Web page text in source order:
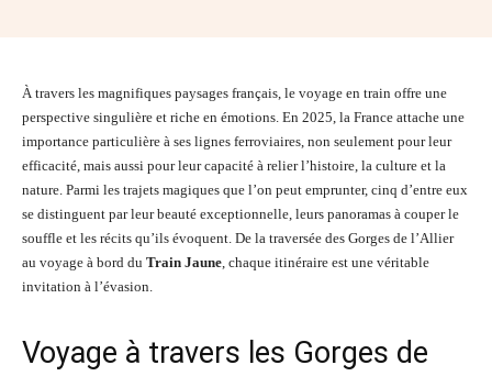
À travers les magnifiques paysages français, le voyage en train offre une
perspective singulière et riche en émotions. En 2025, la France attache une
importance particulière à ses lignes ferroviaires, non seulement pour leur
efficacité, mais aussi pour leur capacité à relier l’histoire, la culture et la
nature. Parmi les trajets magiques que l’on peut emprunter, cinq d’entre eux
se distinguent par leur beauté exceptionnelle, leurs panoramas à couper le
souffle et les récits qu’ils évoquent. De la traversée des Gorges de l’Allier
au voyage à bord du Train Jaune, chaque itinéraire est une véritable
invitation à l’évasion.
Voyage à travers les Gorges de